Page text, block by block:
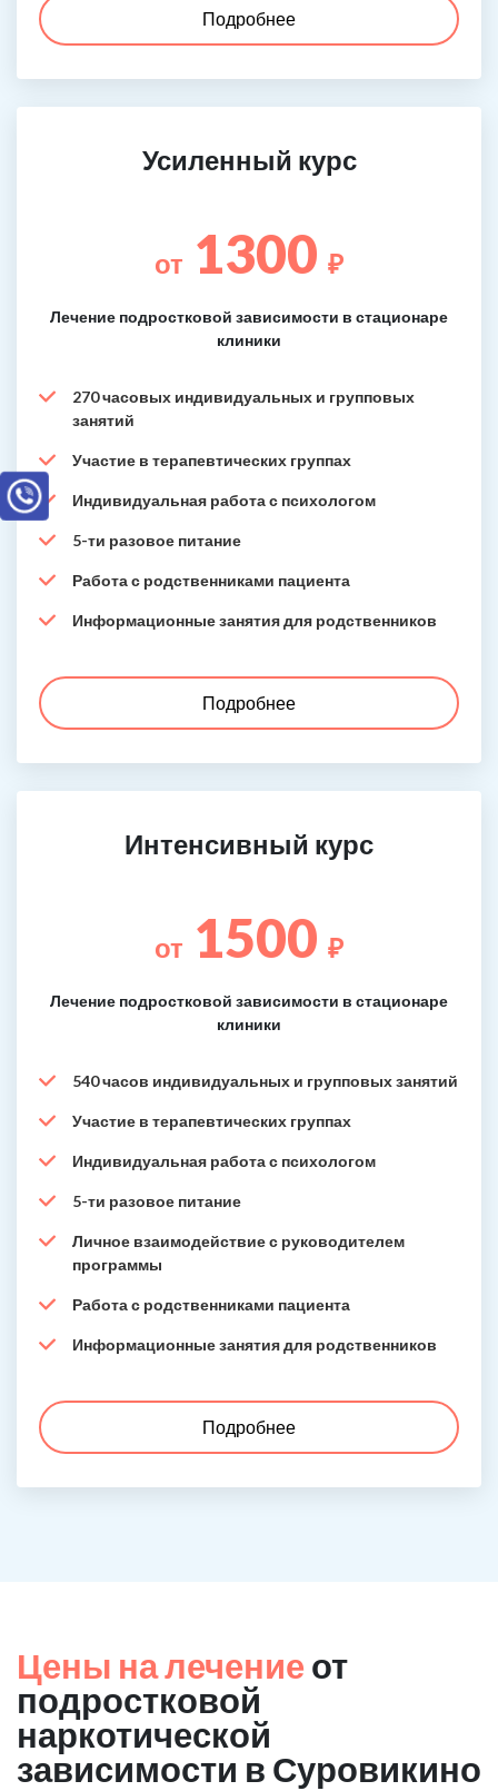
Подробнее
Усиленный курс
от 1300 ₽
Лечение подростковой зависимости в стационаре
клиники
270 часовых индивидуальных и групповых
занятий
Участие в терапевтических группах
Индивидуальная работа с психологом
5-ти разовое питание
Работа с родственниками пациента
Информационные занятия для родственников
Подробнее
Интенсивный курс
от 1500 ₽
Лечение подростковой зависимости в стационаре
клиники
540 часов индивидуальных и групповых занятий
Участие в терапевтических группах
Индивидуальная работа с психологом
5-ти разовое питание
Личное взаимодействие с руководителем
программы
Работа с родственниками пациента
Информационные занятия для родственников
Подробнее
Цены на лечение от
подростковой
наркотической
зависимости в Суровикино